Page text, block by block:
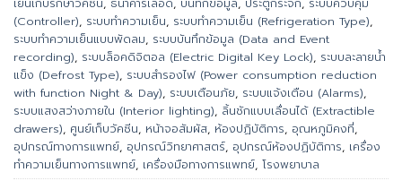
(Controller), ระบบทำความเย็น, ระบบทำความเย็น (Refrigeration Type),
ระบบทำความเย็นแบบพัดลม, ระบบบันทึกข้อมูล (Data and Event
recording), ระบบล็อคดิจิตอล (Electric Digital Key Lock), ระบบละลายน้ำ
แข็ง (Defrost Type), ระบบสำรองไฟ (Power consumption reduction
with function Night & Day), ระบบเตือนภัย, ระบบแจ้งเตือน (Alarms),
ระบบแสงสว่างภายใน (Interior lighting), ลิ้นชักแบบเลื่อนได้ (Extractible
drawers), ศูนย์เก็บวัคซีน, หน้าจอสัมผัส, ห้องปฏิบัติการ, อุณหภูมิคงที่,
อุปกรณ์ทางการแพทย์, อุปกรณ์วิทยาศาสตร์, อุปกรณ์ห้องปฏิบัติการ, เครื่อง
ทำความเย็นทางการแพทย์, เครื่องมือทางการแพทย์, โรงพยาบาล